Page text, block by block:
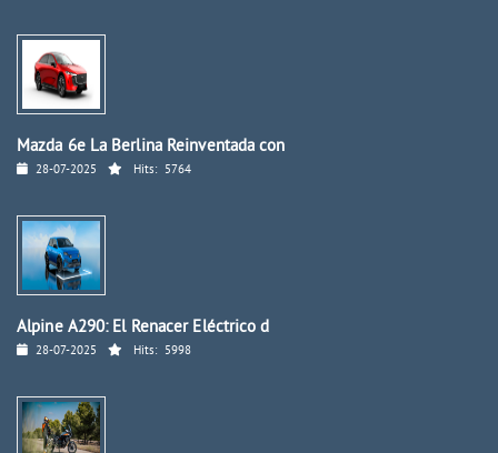
Mazda 6e La Berlina Reinventada con
28-07-2025 Hits: 5764
Alpine A290: El Renacer Eléctrico d
28-07-2025 Hits: 5998